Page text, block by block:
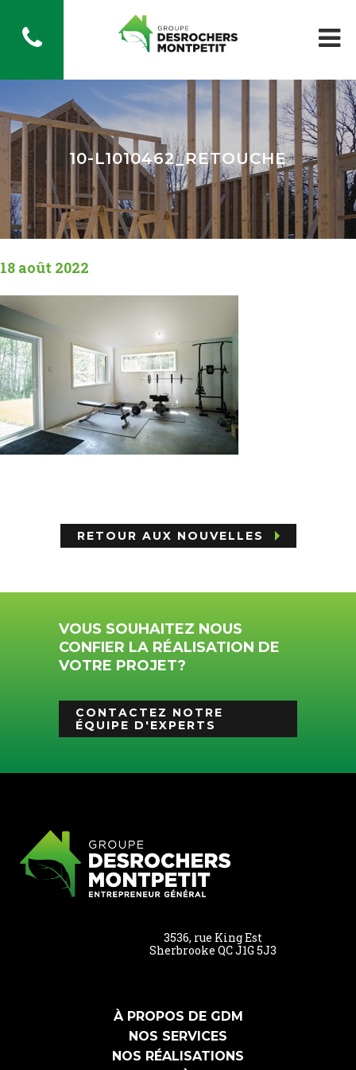
10-L1010462_RETOUCHE
18 août 2022
RETOUR AUX NOUVELLES
VOUS SOUHAITEZ NOUS
CONFIER LA RÉALISATION DE
VOTRE PROJET?
CONTACTEZ NOTRE
ÉQUIPE D'EXPERTS
3536, rue King Est
Sherbrooke QC J1G 5J3
À PROPOS DE GDM
NOS SERVICES
NOS RÉALISATIONS